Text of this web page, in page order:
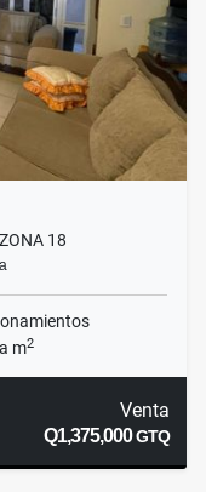
18
m2
Venta
Q1,375,000GTQ